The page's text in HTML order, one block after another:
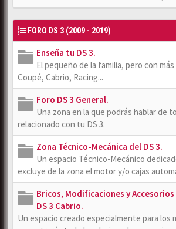
FORO DS 3 (2009 - 2019)
Enseña tu DS 3.
El pequeño de la familia, pero con
Coupé, Cabrio, Racing...
Foro DS 3 General.
Una zona en la que podrás hablar de
relacionado con tu DS 3.
Zona Técnico-Mecánica del DS 3.
Un espacio Técnico-Mecánico
excluye de la zona el motor y/o cajas
Bricos, Modificaciones y Accesorios
DS 3 Cabrio.
Un espacio creado especialmente para los